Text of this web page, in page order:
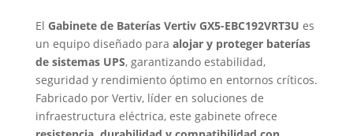
El Gabinete de Baterías Vertiv GX5-EBC192VRT3U es
un equipo diseñado para alojar y proteger baterías
de sistemas UPS, garantizando estabilidad,
seguridad y rendimiento óptimo en entornos críticos.
Fabricado por Vertiv, líder en soluciones de
infraestructura eléctrica, este gabinete ofrece